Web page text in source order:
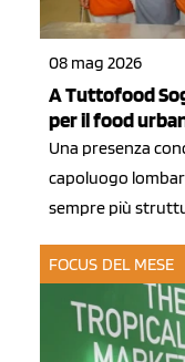
08 mag 2026
A Tuttofood
per il food
Una presenza
capoluogo
sempre più
FOCUS DEL MESE